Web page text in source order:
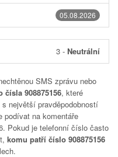
05.08.2026
3 - Neutrální
SMS zprávu nebo
čísla 908875156, které
největší pravděpodobností
podívat na komentáře
. Pokud je telefonní číslo často
komu patří číslo 908875156